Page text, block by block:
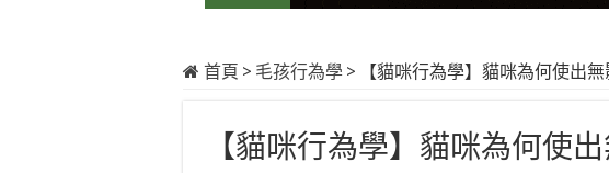
首頁 > 毛孩行為學 > 【貓咪行為學】貓咪為何使出
【貓咪行為學】貓咪為何使